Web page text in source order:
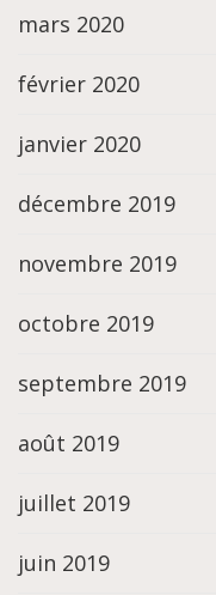
mars 2020
février 2020
janvier 2020
décembre 2019
novembre 2019
octobre 2019
septembre 2019
août 2019
juillet 2019
juin 2019